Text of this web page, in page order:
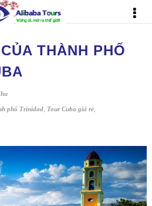
THÀNH PHỐ
phố Trinidad, Tour Cuba giá rẻ,